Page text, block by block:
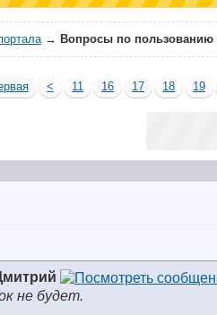
→ Вопросы по
< 11 16 17 18 19
не будет.